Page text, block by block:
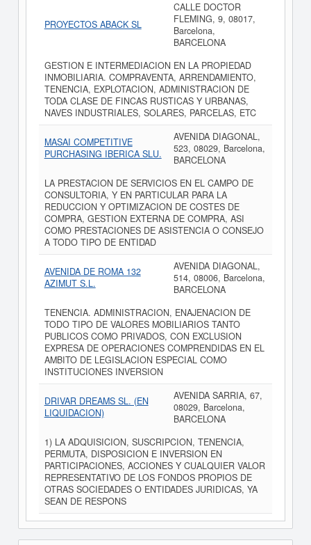
PROYECTOS ABACK SL
CALLE DOCTOR
FLEMING, 9, 08017,
Barcelona,
BARCELONA
GESTION E INTERMEDIACION EN LA PROPIEDAD
INMOBILIARIA. COMPRAVENTA, ARRENDAMIENTO,
TENENCIA, EXPLOTACION, ADMINISTRACION DE
TODA CLASE DE FINCAS RUSTICAS Y URBANAS,
NAVES INDUSTRIALES, SOLARES, PARCELAS, ETC
MASAI COMPETITIVE
PURCHASING IBERICA SLU.
AVENIDA DIAGONAL,
523, 08029, Barcelona,
BARCELONA
LA PRESTACION DE SERVICIOS EN EL CAMPO DE
CONSULTORIA, Y EN PARTICULAR PARA LA
REDUCCION Y OPTIMIZACION DE COSTES DE
COMPRA, GESTION EXTERNA DE COMPRA, ASI
COMO PRESTACIONES DE ASISTENCIA O CONSEJO
A TODO TIPO DE ENTIDAD
AVENIDA DE ROMA 132
AZIMUT S.L.
AVENIDA DIAGONAL,
514, 08006, Barcelona,
BARCELONA
TENENCIA. ADMINISTRACION, ENAJENACION DE
TODO TIPO DE VALORES MOBILIARIOS TANTO
PUBLICOS COMO PRIVADOS, CON EXCLUSION
EXPRESA DE OPERACIONES COMPRENDIDAS EN EL
AMBITO DE LEGISLACION ESPECIAL COMO
INSTITUCIONES INVERSION
DRIVAR DREAMS SL. (EN
LIQUIDACION)
AVENIDA SARRIA, 67,
08029, Barcelona,
BARCELONA
1) LA ADQUISICION, SUSCRIPCION, TENENCIA,
PERMUTA, DISPOSICION E INVERSION EN
PARTICIPACIONES, ACCIONES Y CUALQUIER VALOR
REPRESENTATIVO DE LOS FONDOS PROPIOS DE
OTRAS SOCIEDADES O ENTIDADES JURIDICAS, YA
SEAN DE RESPONS